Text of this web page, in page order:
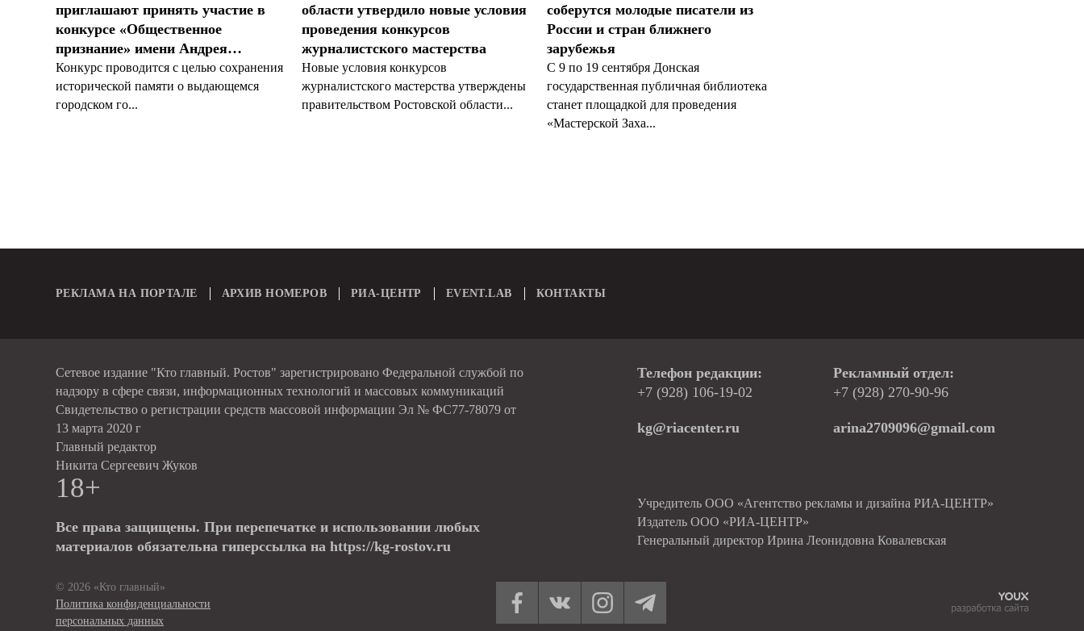
приглашают принять участие в
конкурсе «Общественное
признание» имени Андрея…
Конкурс проводится с целью сохранения
исторической памяти о выдающемся
городском го...
области утвердило новые условия
проведения конкурсов
журналистского мастерства
Новые условия конкурсов
журналистского мастерства утверждены
правительством Ростовской области...
соберутся молодые писатели из
России и стран ближнего
зарубежья
С 9 по 19 сентября Донская
государственная публичная библиотека
станет площадкой для проведения
«Мастерской Заха...
РЕКЛАМА НА ПОРТАЛЕ АРХИВ НОМЕРОВ РИА-ЦЕНТР EVENT.LAB КОНТАКТЫ
Сетевое издание "Кто главный. Ростов" зарегистрировано Федеральной службой по
надзору в сфере связи, информационных технологий и массовых коммуникаций
Свидетельство о регистрации средств массовой информации Эл № ФС77-78079 от
13 марта 2020 г
Главный редактор
Никита Сергеевич Жуков
18+
Все права защищены. При перепечатке и использовании любых
материалов обязательна гиперссылка на https://kg-rostov.ru
Телефон редакции:
+7 (928) 106-19-02
kg@riacenter.ru
Рекламный отдел:
+7 (928) 270-90-96
arina2709096@gmail.com
Учредитель ООО «Агентство рекламы и дизайна РИА-ЦЕНТР»
Издатель ООО «РИА-ЦЕНТР»
Генеральный директор Ирина Леонидовна Ковалевская
© 2026 «Кто главный»
Политика конфиденциальности
персональных данных